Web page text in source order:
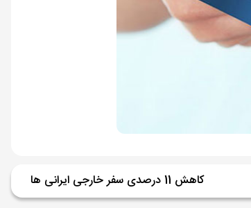
کاهش 11 درصدی سفر خارجی ایرانی ها